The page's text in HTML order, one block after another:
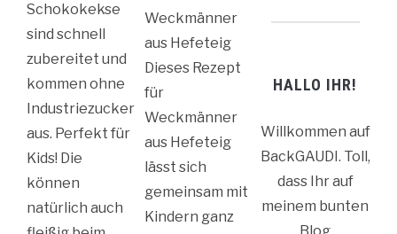
Schokokekse
sind schnell
zubereitet und
kommen ohne
Industriezucker
aus. Perfekt für
Kids! Die
können
natürlich auch
Weckmänner
aus Hefeteig
Dieses Rezept
für
Weckmänner
aus Hefeteig
lässt sich
gemeinsam mit
Kindern ganz
HALLO IHR!
Willkommen auf
BackGAUDI. Toll,
dass Ihr auf
meinem bunten